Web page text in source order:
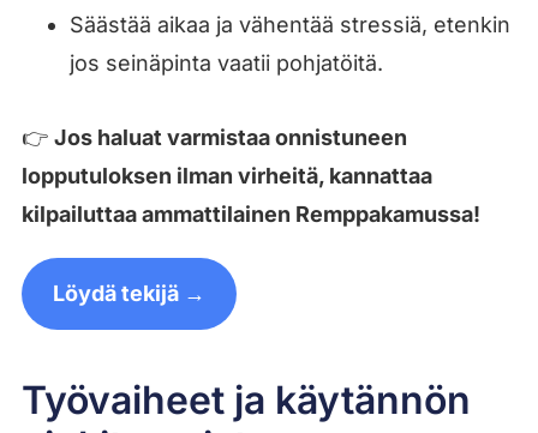
Säästää aikaa ja vähentää stressiä, etenkin
jos seinäpinta vaatii pohjatöitä.
👉 Jos haluat varmistaa onnistuneen
lopputuloksen ilman virheitä, kannattaa
kilpailuttaa ammattilainen Remppakamussa!
Löydä tekijä →
Työvaiheet ja käytännön